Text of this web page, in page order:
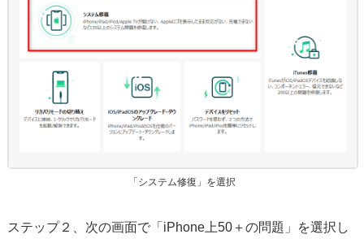
「システム修復」を選択
ステップ２、次の画面で「iPhone上50＋の問題」を選択し